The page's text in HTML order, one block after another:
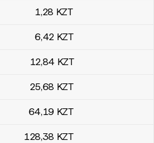
tengės konvertavimo lentelė
1,28 KZT
6,42 KZT
12,84 KZT
25,68 KZT
64,19 KZT
128,38 KZT